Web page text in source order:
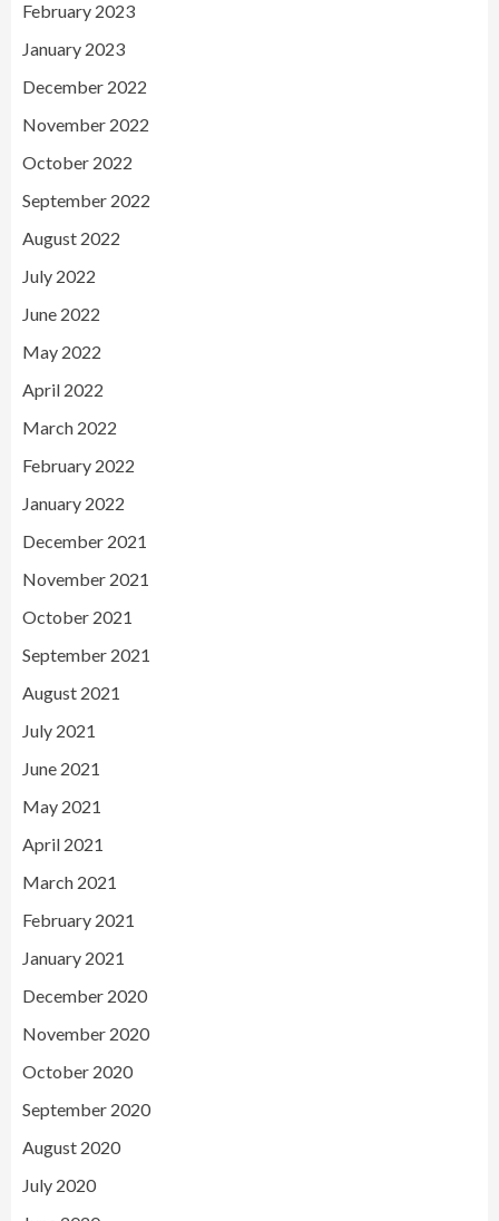
February 2023
January 2023
December 2022
November 2022
October 2022
September 2022
August 2022
July 2022
June 2022
May 2022
April 2022
March 2022
February 2022
January 2022
December 2021
November 2021
October 2021
September 2021
August 2021
July 2021
June 2021
May 2021
April 2021
March 2021
February 2021
January 2021
December 2020
November 2020
October 2020
September 2020
August 2020
July 2020